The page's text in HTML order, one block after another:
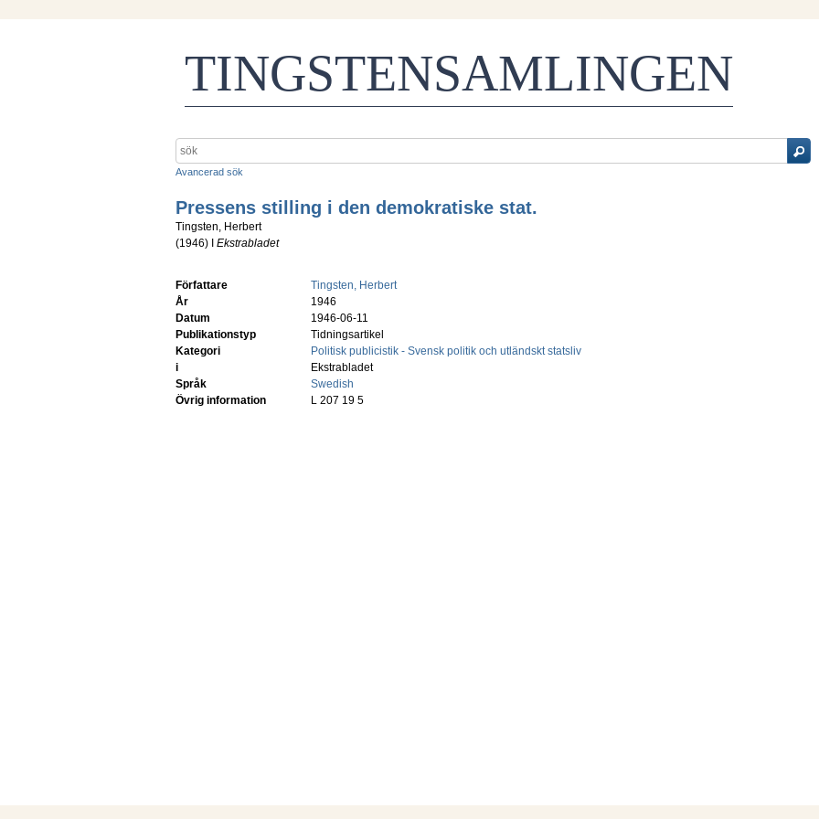
TINGSTENSAMLINGEN
Avancerad sök
Pressens stilling i den demokratiske stat.
Tingsten, Herbert
(1946) I Ekstrabladet
Författare
Tingsten, Herbert
År
1946
Datum
1946-06-11
Publikationstyp
Tidningsartikel
Kategori
Politisk publicistik - Svensk politik och utländskt statsliv
i
Ekstrabladet
Språk
Swedish
Övrig information
L 207 19 5